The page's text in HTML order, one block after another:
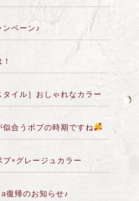
ンペーン♪
タイル］おしゃれなカラー
似合うボブの時期ですね
ブ×グレージュカラー
復帰のお知らせ♪